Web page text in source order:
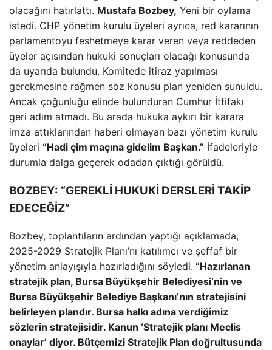
olacağını hatırlattı. Mustafa Bozbey, Yeni bir oylama
istedi. CHP yönetim kurulu üyeleri ayrıca, red kararının
parlamentoyu feshetmeye karar veren veya reddeden
üyeler açısından hukuki sonuçları olacağı konusunda
da uyarıda bulundu. Komitede itiraz yapılması
gerekmesine rağmen söz konusu plan yeniden sunuldu.
Ancak çoğunluğu elinde bulunduran Cumhur İttifakı
geri adım atmadı. Bu arada hukuka aykırı bir karara
imza attıklarından haberi olmayan bazı yönetim kurulu
üyeleri “Hadi çim maçına gidelim Başkan.” İfadeleriyle
durumla dalga geçerek odadan çıktığı görüldü.
BOZBEY: “GEREKLİ HUKUKİ DERSLERİ TAKİP
EDECEĞİZ”
Bozbey, toplantıların ardından yaptığı açıklamada,
2025-2029 Stratejik Planı’nı katılımcı ve şeffaf bir
yönetim anlayışıyla hazırladığını söyledi. “Hazırlanan
stratejik plan, Bursa Büyükşehir Belediyesi’nin ve
Bursa Büyükşehir Belediye Başkanı’nın stratejisini
belirleyen plandır. Bursa halkı adına verdiğimiz
sözlerin stratejisidir. Kanun ‘Stratejik planı Meclis
onaylar’ diyor. Bütçemizi Stratejik Plan doğrultusunda